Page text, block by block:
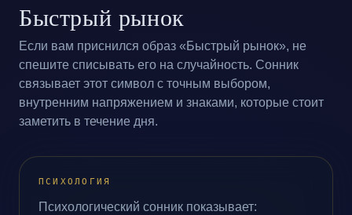
Быстрый рынок
Если вам приснился образ «Быстрый рынок», не
спешите списывать его на случайность. Сонник
связывает этот символ с точным выбором,
внутренним напряжением и знаками, которые стоит
заметить в течение дня.
ПСИХОЛОГИЯ
Психологический сонник показывает: